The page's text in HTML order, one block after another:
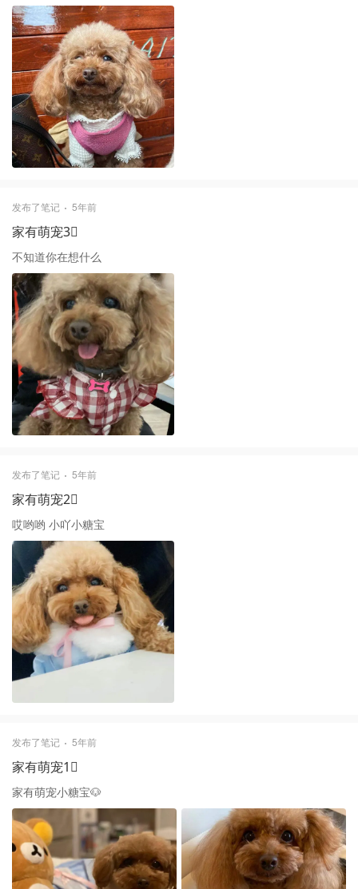
发布了笔记 5年前
家有萌宠3⃣️
不知道你在想什么
发布了笔记 5年前
家有萌宠2⃣️
哎哟哟 小吖小糖宝
发布了笔记 5年前
家有萌宠1⃣️
家有萌宠小糖宝🐶